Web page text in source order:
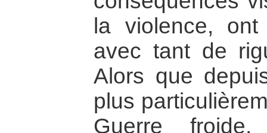
la violence,
avec tant de
Alors que
plus
Guerre